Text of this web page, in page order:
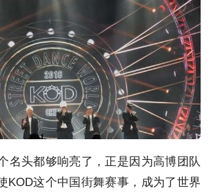
名头都够响亮了，正是因为高博团队
KOD这个中国街舞赛事，成为了世界